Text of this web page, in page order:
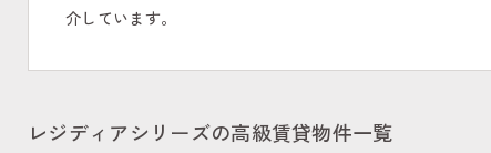
介しています。
レジディアシリーズの高級賃貸物件一覧